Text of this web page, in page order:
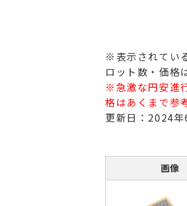
※表示されてい
ロット数・価格
※急激な円安進
格はあくまで参
更新日：2024年
画像